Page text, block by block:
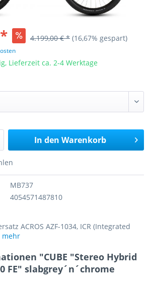
4.199,00 € * (16,67% gespart)
Lieferzeit ca. 2-4 Werktage
In den Warenkorb
MB737
4054571487810
ACROS AZF-1034, ICR (Integrated
mehr
"CUBE "Stereo Hybrid
FE" slabgrey´n´chrome